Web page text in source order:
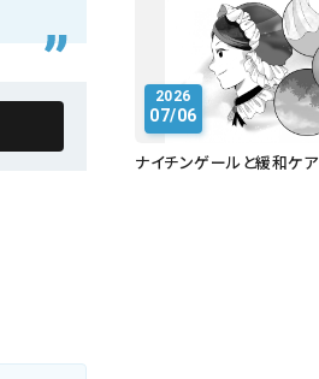
2026
07/06
ナイチンゲールと緩和ケア